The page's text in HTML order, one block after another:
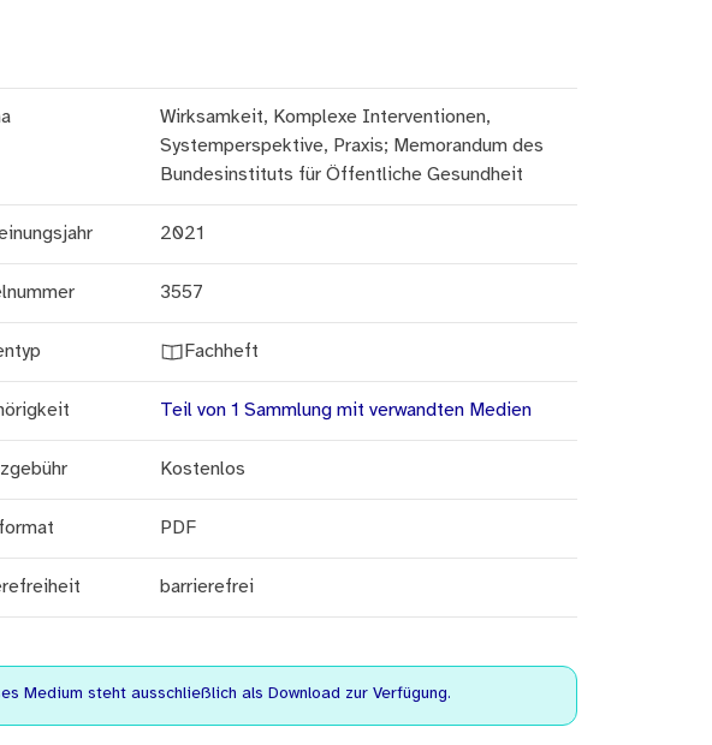
Wirksamkeit, Komplexe Interventionen,
Systemperspektive, Praxis; Memorandum des
Bundesinstituts für Öffentliche Gesundheit
2021
3557
Fachheft
Teil von 1 Sammlung mit verwandten Medien
Kostenlos
PDF
barrierefrei
Medium steht ausschließlich als Download zur Verfügung.